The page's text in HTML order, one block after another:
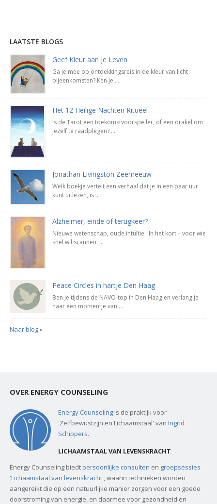
LAATSTE BLOGS
Geef Kleur aan je Leven
Ga je mee op ontdekkingsreis in de kleur van licht
bijeenkomsten? Ken je ...
Het 12 Heilige Nachten Ritueel
Is de Tarot een toekomstvoorspeller, of een orakel om
jezelf te raadplegen? ...
Jonathan Livingston Zeemeeuw
Welk boekje vertelt een verhaal dat je in een paar uur
kunt uitlezen, is ...
Alzheimer, einde of terugkeer?
Nieuwe wetenschap, oude intuïtie. In het kort – voor wie
snel wil scannen: ...
Peace Circles in hartje Den Haag
Ben je tijdens de NAVO-top in Den Haag en verlang je
naar een momentje van ...
Naar blog»
OVER ENERGY COUNSELING
Energy Counseling is de praktijk voor
'Zelfbewustzijn en Lichaamstaal' van Ingrid
Schippers.
LICHAAMSTAAL VAN LEVENSKRACHT
Energy Counseling biedtpersoonlijke consulten en groepsessies
'Lichaamstaal van levenskracht', waarin technieken worden
aangereikt die op een natuurlijke manier zorgen voor een goede
doorstroming van energie, en daarmee voor gezondheid en